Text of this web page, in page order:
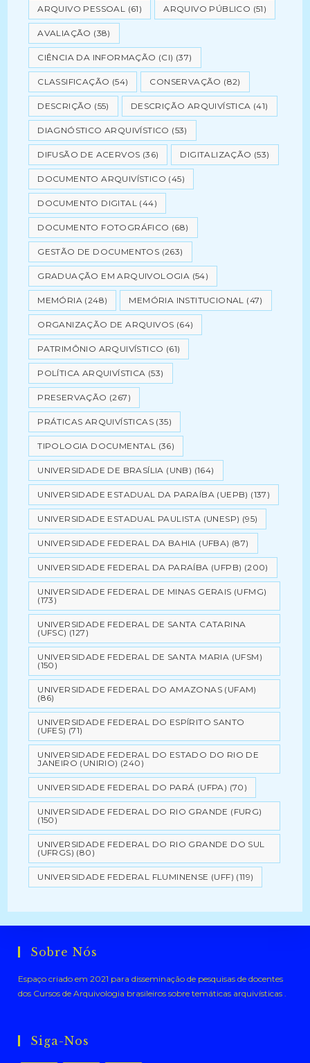
ARQUIVO PESSOAL (61) ARQUIVO PÚBLICO (51)
AVALIAÇÃO (38)
CIÊNCIA DA INFORMAÇÃO (CI) (37)
CLASSIFICAÇÃO (54) CONSERVAÇÃO (82)
DESCRIÇÃO (55) DESCRIÇÃO ARQUIVÍSTICA (41)
DIAGNÓSTICO ARQUIVÍSTICO (53)
DIFUSÃO DE ACERVOS (36) DIGITALIZAÇÃO (53)
DOCUMENTO ARQUIVÍSTICO (45)
DOCUMENTO DIGITAL (44)
DOCUMENTO FOTOGRÁFICO (68)
GESTÃO DE DOCUMENTOS (263)
GRADUAÇÃO EM ARQUIVOLOGIA (54)
MEMÓRIA (248) MEMÓRIA INSTITUCIONAL (47)
ORGANIZAÇÃO DE ARQUIVOS (64)
PATRIMÔNIO ARQUIVÍSTICO (61)
POLÍTICA ARQUIVÍSTICA (53)
PRESERVAÇÃO (267)
PRÁTICAS ARQUIVÍSTICAS (35)
TIPOLOGIA DOCUMENTAL (36)
UNIVERSIDADE DE BRASÍLIA (UNB) (164)
UNIVERSIDADE ESTADUAL DA PARAÍBA (UEPB) (137)
UNIVERSIDADE ESTADUAL PAULISTA (UNESP) (95)
UNIVERSIDADE FEDERAL DA BAHIA (UFBA) (87)
UNIVERSIDADE FEDERAL DA PARAÍBA (UFPB) (200)
UNIVERSIDADE FEDERAL DE MINAS GERAIS (UFMG)
(173)
UNIVERSIDADE FEDERAL DE SANTA CATARINA
(UFSC) (127)
UNIVERSIDADE FEDERAL DE SANTA MARIA (UFSM)
(150)
UNIVERSIDADE FEDERAL DO AMAZONAS (UFAM)
(86)
UNIVERSIDADE FEDERAL DO ESPÍRITO SANTO
(UFES) (71)
UNIVERSIDADE FEDERAL DO ESTADO DO RIO DE
JANEIRO (UNIRIO) (240)
UNIVERSIDADE FEDERAL DO PARÁ (UFPA) (70)
UNIVERSIDADE FEDERAL DO RIO GRANDE (FURG)
(150)
UNIVERSIDADE FEDERAL DO RIO GRANDE DO SUL
(UFRGS) (80)
UNIVERSIDADE FEDERAL FLUMINENSE (UFF) (119)
Sobre Nós
Espaço criado em 2021 para disseminação de pesquisas de docentes
dos Cursos de Arquivologia brasileiros sobre temáticas arquivísticas .
Siga-Nos